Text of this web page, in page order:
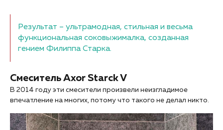
Результат – ультрамодная, стильная и весьма
функциональная соковыжималка, созданная
гением Филиппа Старка.
Смеситель Axor Starck V
В 2014 году эти смесители произвели неизгладимое
впечатление на многих, потому что такого не делал никто.